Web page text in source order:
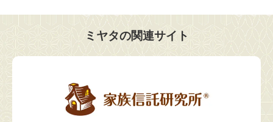
ミヤタの関連サイト